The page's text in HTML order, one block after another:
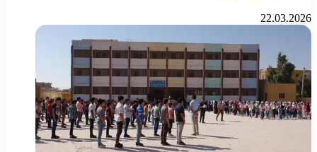
22.03.2026